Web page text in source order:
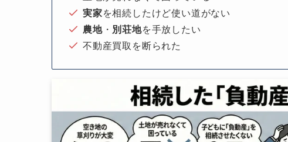
実家を相続したけど使い道がない
農地・ 別荘地を手放したい
不動産買取を断られた